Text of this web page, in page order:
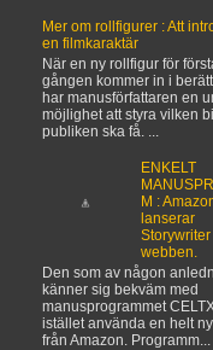
Mer om rollfigurer : Att
en filmkaraktär
När en ny rollfigur för
gången kommer in i
har manusförfattaren en
möjlighet att styra vilken
publiken ska få. ...
ENKELT
M :
lanserar
webben.
Den som av någon
känner sig bekväm med
manusprogrammet
istället använda en helt
från Amazon. Programm...